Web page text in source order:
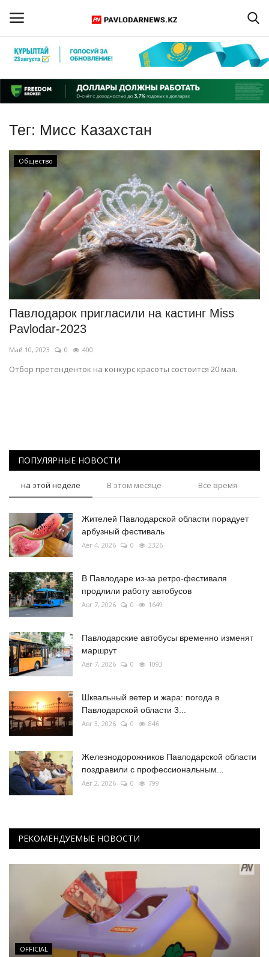
Регистрация
Главная
Обратная связь
ПАВЛОДАРСКАЯ ОБЛАСТЬ
КАЗАХСТАН
МИР
СПЕЦПРОЕКТЫ
СПОРТ
Чек-лист
РАЗВЛЕЧЕНИЯ
Қазақша Русский
Тег: Мисс Казахстан
Общество
Павлодарок пригласили на кастинг Miss
Pavlodar-2023
Май 10, 2023 0 400
Отбор претенденток на конкурс красоты состоится 20 мая.
ПОПУЛЯРНЫЕ НОВОСТИ
на этой неделе В этом месяце Все время
Жителей Павлодарской области порадует
арбузный фестиваль
Авг 4, 2026 0 2326
В Павлодаре из-за ретро-фестиваля
продлили работу автобусов
Авг 7, 2026 0 1649
Павлодарские автобусы временно изменят
маршрут
Авг 7, 2026 0 1093
Шквальный ветер и жара: погода в
Павлодарской области 3...
Авг 3, 2026 0 846
Железнодорожников Павлодарской области
поздравили с профессиональным...
Авг 2, 2026 0 799
РЕКОМЕНДУЕМЫЕ НОВОСТИ
OFFICIAL